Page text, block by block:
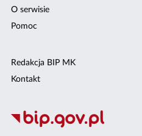
O serwisie
Pomoc
Redakcja BIP MK
Kontakt